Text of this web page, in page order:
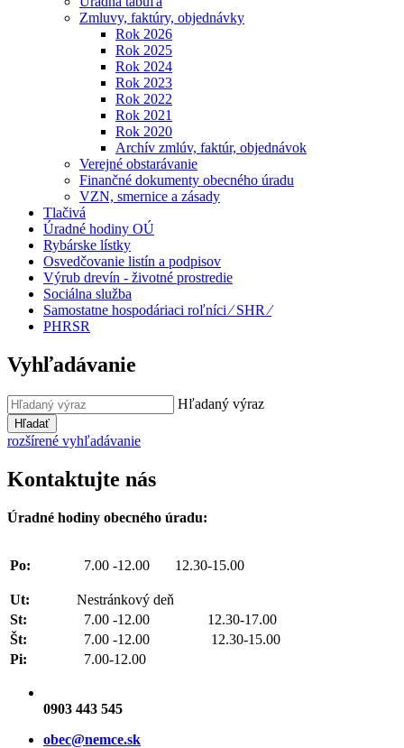
Zmluvy, faktúry, objednávky
Rok 2026
Rok 2025
Rok 2024
Rok 2023
Rok 2022
Rok 2021
Rok 2020
Archív zmlúv, faktúr, objednávok
Verejné obstarávanie
Finančné dokumenty obecného úradu
VZN, smernice a zásady
Tlačivá
Úradné hodiny OÚ
Rybárske lístky
Osvedčovanie listín a podpisov
Výrub drevín - životné prostredie
Sociálna služba
Samostatne hospodáriaci roľníci ⁄ SHR ⁄
PHRSR
Vyhľadávanie
Hľadaný výraz
Hľadať
rozšírené vyhľadávanie
Kontaktujte nás
Úradné hodiny obecného úradu:
Po: 7.00 -12.00 12.30-15.00
Ut:
Nestránkový deň
St:
7.00 -12.00 12.30-17.00
Št:
7.00 -12.00 12.30-15.00
Pi:
7.00-12.00
0903 443 545
obec@nemce.sk